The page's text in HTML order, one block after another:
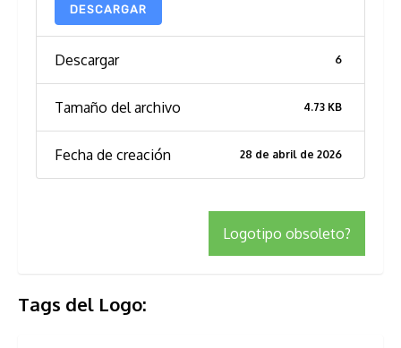
DESCARGAR
Descargar 6
Tamaño del archivo 4.73 KB
Fecha de creación 28 de abril de 2026
Logotipo obsoleto?
Tags del Logo: